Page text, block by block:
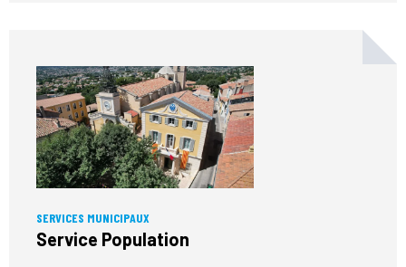
SERVICES MUNICIPAUX
Service Population